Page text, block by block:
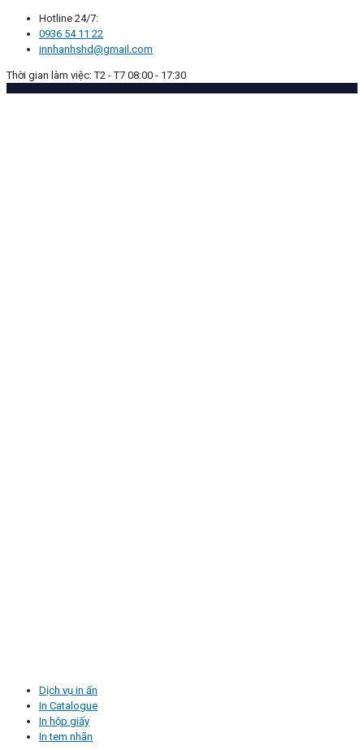
Hotline 24/7:
0936 54 11 22
innhanhshd@gmail.com
Thời gian làm việc: T2 - T7 08:00 - 17:30
Dịch vụ in ấn
In Catalogue
In hộp giấy
In tem nhãn